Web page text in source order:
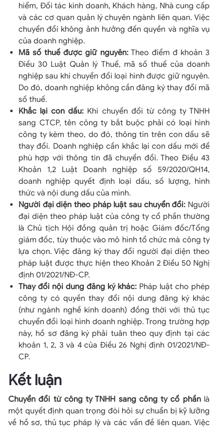
hiểm, Đối tác kinh doanh, Khách hàng, Nhà cung cấp
và các cơ quan quản lý chuyên ngành liên quan. Việc
chuyển đổi không ảnh hưởng đến quyền và nghĩa vụ
của doanh nghiệp.
Mã số thuế được giữ nguyên:Theo điểm đ khoản 3
Điều 30 Luật Quản lý Thuế, mã số thuế của doanh
nghiệp sau khi chuyển đổi loại hình được giữ nguyên.
Do đó, doanh nghiệp không cần đăng ký thay đổi mã
số thuế.
Khắc lại con dấu: Khi chuyển đổi từ công ty TNHH
sang CTCP, tên công ty bắt buộc phải có loại hình
công ty kèm theo, do đó, thông tin trên con dấu sẽ
thay đổi. Doanh nghiệp cần khắc lại con dấu mới để
phù hợp với thông tin đã chuyển đổi. Theo Điều 43
Khoản 1,2 Luật Doanh nghiệp số 59/2020/QH14,
doanh nghiệp quyết định loại dấu, số lượng, hình
thức và nội dung dấu của mình.
Người đại diện theo pháp luật sau chuyển đổi: Người
đại diện theo pháp luật của công ty cổ phần thường
là Chủ tịch Hội đồng quản trị hoặc Giám đốc/Tổng
giám đốc, tùy thuộc vào mô hình tổ chức mà công ty
lựa chọn. Việc đăng ký thay đổi người đại diện theo
pháp luật được thực hiện theo Khoản 2 Điều 50 Nghị
định 01/2021/NĐ-CP.
Thay đổi nội dung đăng ký khác: Pháp luật cho phép
công ty có quyền thay đổi nội dung đăng ký khác
(như ngành nghề kinh doanh) đồng thời với thủ tục
chuyển đổi loại hình doanh nghiệp. Trong trường hợp
này, hồ sơ đăng ký phải tuân theo quy định tại các
khoản 1, 2, 3 và 4 của Điều 26 Nghị định 01/2021/NĐ-
CP.
Kết luận
Chuyển đổi từ công ty TNHH sang công ty cổ phầnlà
một quyết định quan trọng đòi hỏi sự chuẩn bị kỹ lưỡng
về hồ sơ, thủ tục pháp lý và các vấn đề liên quan. Việc